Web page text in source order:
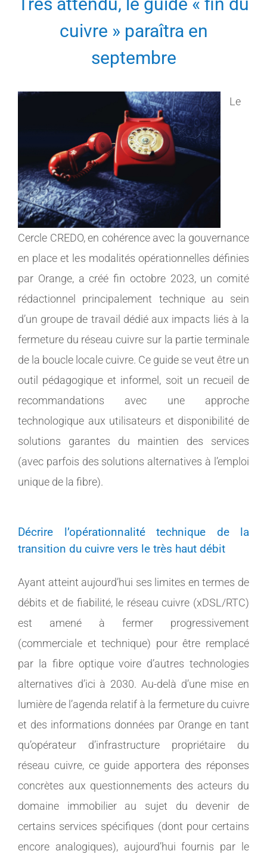
cuivre » paraîtra en
septembre
Le
Cercle CREDO, en cohérence avec la gouvernance
en place et les modalités opérationnelles définies
par Orange, a créé fin octobre 2023, un comité
rédactionnel principalement technique au sein
d’un groupe de travail dédié aux impacts liés à la
fermeture du réseau cuivre sur la partie terminale
de la boucle locale cuivre. Ce guide se veut être un
outil pédagogique et informel, soit un recueil de
recommandations avec une approche
technologique aux utilisateurs et disponibilité de
solutions garantes du maintien des services
(avec parfois des solutions alternatives à l’emploi
unique de la fibre).
Décrire l’opérationnalité technique de la
transition du cuivre vers le très haut débit
Ayant atteint aujourd’hui ses limites en termes de
débits et de fiabilité, le réseau cuivre (xDSL/RTC)
est amené à fermer progressivement
(commerciale et technique) pour être remplacé
par la fibre optique voire d’autres technologies
alternatives d’ici à 2030. Au-delà d’une mise en
lumière de l’agenda relatif à la fermeture du cuivre
et des informations données par Orange en tant
qu’opérateur d’infrastructure propriétaire du
réseau cuivre, ce guide apportera des réponses
concrètes aux questionnements des acteurs du
domaine immobilier au sujet du devenir de
certains services spécifiques (dont pour certains
encore analogiques), aujourd’hui fournis par le